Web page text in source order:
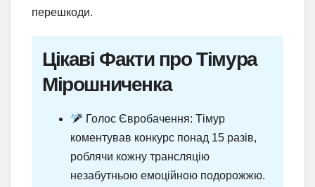
перешкоди.
Цікаві Факти про Тімура
Мірошниченка
Голос Євробачення: Тімур
коментував конкурс понад 15 разів,
роблячи кожну трансляцію
незабутньою емоційною подорожжю.